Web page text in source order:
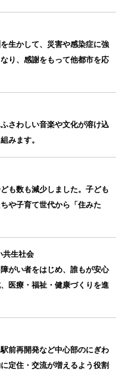
生かして、災害や感染症に強
り、感謝をもって他都市を応
さわしい音楽や文化が溶け込
みます。
も数も減少しました。子ども
や子育て世代から「住みた
共生社会
がい者をはじめ、誰もが安心
医療・福祉・健康づくりを進
前再開発など中心部のにぎわ
定住・交流が増えるよう役割